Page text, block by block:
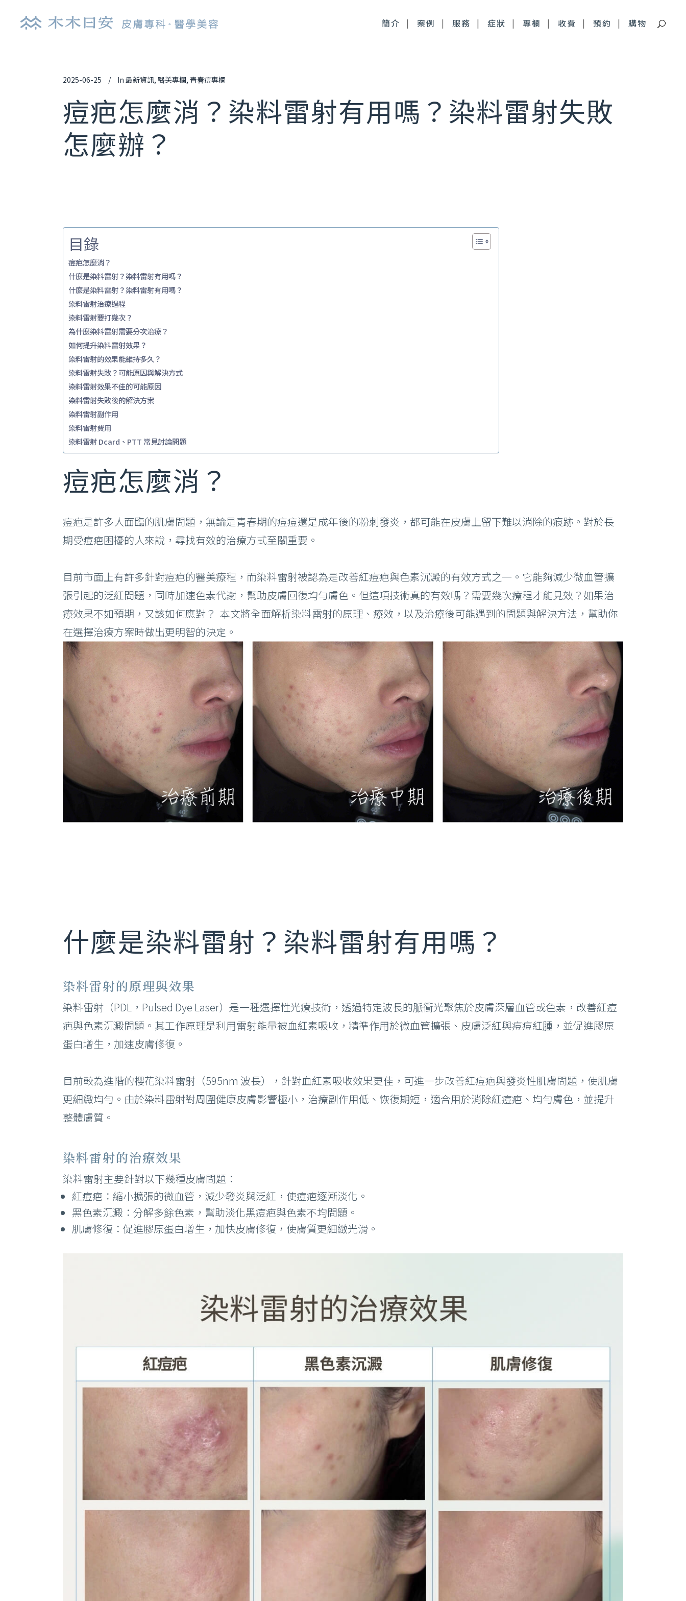
簡介 案例 服務
鉺雅鉻雷射
UP雷射
染料雷射
–
玻尿酸
皮膚管理：醫療級果酸
深層痘疤 皮下剝離
鳳凰電波
海芙音波
症狀 專欄 收費 預約 購物
2025-06-25 In 最新資訊, 醫美專欄, 青春痘專欄
痘疤怎麼消？染料雷射有用嗎？染料雷射失敗
怎麼辦？
目錄
痘疤怎麼消？
什麼是染料雷射？染料雷射有用嗎？
什麼是染料雷射？染料雷射有用嗎？
染料雷射治療過程
染料雷射要打幾次？
為什麼染料雷射需要分次治療？
如何提升染料雷射效果？
染料雷射的效果能維持多久？
染料雷射失敗？可能原因與解決方式
染料雷射效果不佳的可能原因
染料雷射失敗後的解決方案
染料雷射副作用
染料雷射費用
染料雷射 Dcard、PTT 常見討論問題
痘疤怎麼消？
痘疤是許多人面臨的肌膚問題，無論是青春期的痘痘還是成年後的粉刺發炎，都可能在皮膚上留下難以消除的痕跡。對於長
期受痘疤困擾的人來說，尋找有效的治療方式至關重要。
目前市面上有許多針對痘疤的醫美療程，而染料雷射被認為是改善紅痘疤與色素沉澱的有效方式之一。它能夠減少微血管擴
張引起的泛紅問題，同時加速色素代謝，幫助皮膚回復均勻膚色。但這項技術真的有效嗎？需要幾次療程才能見效？如果治
療效果不如預期，又該如何應對？ 本文將全面解析染料雷射的原理、療效，以及治療後可能遇到的問題與解決方法，幫助你
在選擇治療方案時做出更明智的決定。
什麼是染料雷射？染料雷射有用嗎？
染料雷射的原理與效果
染料雷射（PDL，Pulsed Dye Laser）是一種選擇性光療技術，透過特定波長的脈衝光聚焦於皮膚深層血管或色素，改善紅痘
疤與色素沉澱問題。其工作原理是利用雷射能量被血紅素吸收，精準作用於微血管擴張、皮膚泛紅與痘痘紅腫，並促進膠原
蛋白增生，加速皮膚修復。
目前較為進階的櫻花染料雷射（595nm 波長），針對血紅素吸收效果更佳，可進一步改善紅痘疤與發炎性肌膚問題，使肌膚
更細緻均勻。由於染料雷射對周圍健康皮膚影響極小，治療副作用低、恢復期短，適合用於消除紅痘疤、均勻膚色，並提升
整體膚質。
染料雷射的治療效果
染料雷射主要針對以下幾種皮膚問題：
紅痘疤：縮小擴張的微血管，減少發炎與泛紅，使痘疤逐漸淡化。
黑色素沉澱：分解多餘色素，幫助淡化黑痘疤與色素不均問題。
肌膚修復：促進膠原蛋白增生，加快皮膚修復，使膚質更細緻光滑。